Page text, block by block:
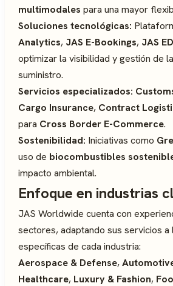
multimodales para una mayor
Soluciones tecnológicas:
Analytics, JAS E-Bookings, JAS
optimizar la visibilidad y gestión de
suministro.
Servicios especializados:
Cargo Insurance, Contract
para Cross Border E-Commerce.
Sostenibilidad: Iniciativas como
uso de biocombustibles
impacto ambiental.
Enfoque en industrias
JAS Worldwide cuenta con
sectores, adaptando sus servicios a
específicas de cada industria:
Aerospace & Defense,
Healthcare, Luxury & Fashion,